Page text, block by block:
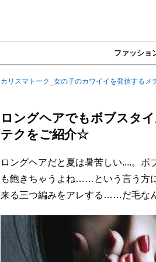
ファッショ
カリスマトーク_女の子のカワイイを発信するメ
ロングヘアでもボブスタ
テクをご紹介☆
ロングヘアだと夏は暑苦しい....。
も飽きちゃうよね……という言う方
来る三つ編みをアレする……だ毛な